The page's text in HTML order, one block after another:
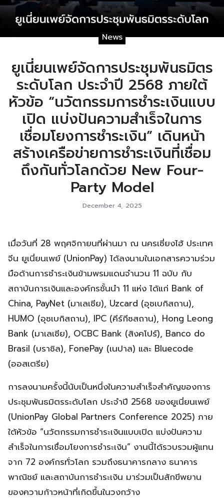
News
ยูเนี่ยนเพย์จัดการประชุมพันธมิตร
ระดับโลก ประจำปี 2568 ภายใต้
หัวข้อ “นวัตกรรมการชำระเงินแบบ
เปิด แบ่งปันความสำเร็จในการ
เชื่อมโยงการชำระเงิน” เดินหน้า
สร้างเครือข่ายการชำระเงินที่เชื่อม
ถึงกันทั่วโลกด้วย New Four-
Party Model
December 4, 2025
เมื่อวันที่ 28 พฤศจิกายนที่ผ่านมา ณ นครเซี่ยงไฮ้ ประเทศ
จีน ยูเนี่ยนเพย์ (UnionPay) ได้ลงนามในเอกสารความร่วม
มือด้านการชำระเงินข้ามพรมแดนจำนวน 11 ฉบับ กับ
สถาบันการเงินและองค์กรชั้นนำ 11 แห่ง ได้แก่ Bank of
China, PayNet (มาเลเซีย), Uzcard (อุซเบกิสถาน),
HUMO (อุซเบกิสถาน), IPC (คีร์กีซสถาน), Hong Leong
Bank (มาเลเซีย), OCBC Bank (สิงคโปร์), Banco do
Brasil (บราซิล), FonePay (เนปาล) และ Bluecode
(ออสเตรีย)
การลงนามครั้งนี้นับเป็นหนึ่งในความสำเร็จสำคัญของการ
ประชุมพันธมิตรระดับโลก ประจำปี 2568 ของยูเนี่ยนเพย์
(UnionPay Global Partners Conference 2025) ภาย
ใต้หัวข้อ “นวัตกรรมการชำระเงินแบบเปิด แบ่งปันความ
สำเร็จในการเชื่อมโยงการชำระเงิน” งานนี้ได้รวบรวมผู้แทน
จาก 72 องค์กรทั่วโลก รวมถึงธนาคารกลาง ธนาคาร
พาณิชย์ และสถาบันการชำระเงิน มาร่วมเป็นสักขีพยาน
ของความก้าวหน้าที่เกิดขึ้นในวงกว้าง